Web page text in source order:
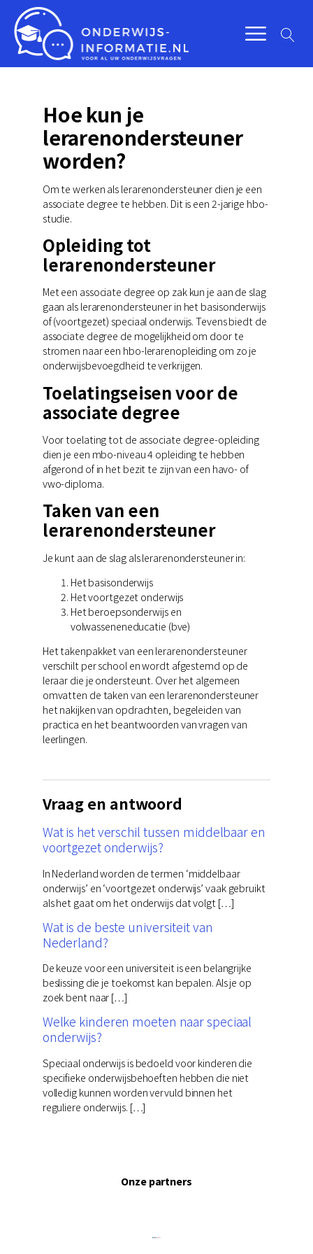
Hoe kun je
lerarenondersteuner
worden?
Om te werken als lerarenondersteuner dien je een
associate degree te hebben. Dit is een 2-jarige hbo-
studie.
Opleiding tot
lerarenondersteuner
Met een associate degree op zak kun je aan de slag
gaan als lerarenondersteuner in het basisonderwijs
of (voortgezet) speciaal onderwijs. Tevens biedt de
associate degree de mogelijkheid om door te
stromen naar een hbo-lerarenopleiding om zo je
onderwijsbevoegdheid te verkrijgen.
Toelatingseisen voor de
associate degree
Voor toelating tot de associate degree-opleiding
dien je een mbo-niveau 4 opleiding te hebben
afgerond of in het bezit te zijn van een havo- of
vwo-diploma.
Taken van een
lerarenondersteuner
Je kunt aan de slag als lerarenondersteuner in:
Het basisonderwijs
Het voortgezet onderwijs
Het beroepsonderwijs en
volwasseneneducatie (bve)
Het takenpakket van een lerarenondersteuner
verschilt per school en wordt afgestemd op de
leraar die je ondersteunt. Over het algemeen
omvatten de taken van een lerarenondersteuner
het nakijken van opdrachten, begeleiden van
practica en het beantwoorden van vragen van
leerlingen.
Vraag en antwoord
Wat is het verschil tussen middelbaar en
voortgezet onderwijs?
In Nederland worden de termen ‘middelbaar
onderwijs’ en ‘voortgezet onderwijs’ vaak gebruikt
als het gaat om het onderwijs dat volgt […]
Wat is de beste universiteit van
Nederland?
De keuze voor een universiteit is een belangrijke
beslissing die je toekomst kan bepalen. Als je op
zoek bent naar […]
Welke kinderen moeten naar speciaal
onderwijs?
Speciaal onderwijs is bedoeld voor kinderen die
specifieke onderwijsbehoeften hebben die niet
volledig kunnen worden vervuld binnen het
reguliere onderwijs. […]
Onze partners